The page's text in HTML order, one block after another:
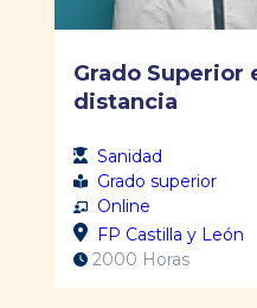
Grado Superior
distancia
Sanidad
Grado superior
Online
FP Castilla y León
2000 Horas